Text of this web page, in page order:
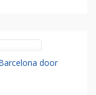
door